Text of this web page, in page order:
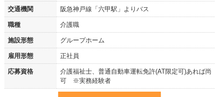
交通機関 阪急神戸線「六甲駅」よりバス
職種 介護職
施設形態 グループホーム
雇用形態 正社員
応募資格
介護福祉士、普通自動車運転免許(AT限定可)あれば尚
可 ※実務経験者